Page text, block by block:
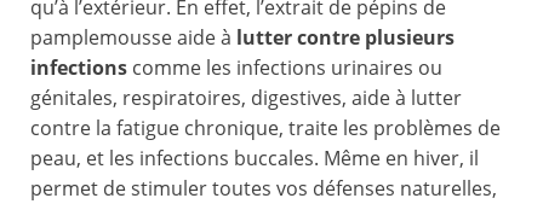
qu’à l’extérieur. En effet, l’extrait de pépins de
pamplemousse aide à lutter contre plusieurs
infections comme les infections urinaires ou
génitales, respiratoires, digestives, aide à lutter
contre la fatigue chronique, traite les problèmes de
peau, et les infections buccales. Même en hiver, il
permet de stimuler toutes vos défenses naturelles,